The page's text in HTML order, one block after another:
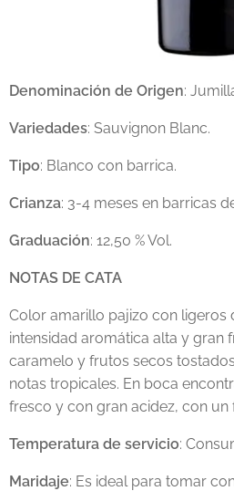
Denominación de Origen:
Variedades: Sauvignon Blanc.
Tipo: Blanco con barrica.
Crianza: 3-4 meses en barricas
Graduación: 12,50 % Vol.
NOTAS DE CATA
Color amarillo pajizo con ligeros
intensidad aromática alta y gran
caramelo y frutos secos
notas tropicales. En boca
fresco y con gran acidez, con un
Temperatura de servicio:
Maridaje: Es ideal para tomar